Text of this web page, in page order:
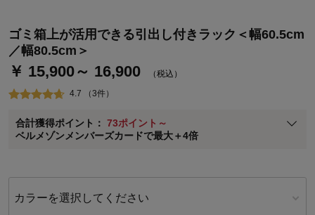
ゴミ箱上が活用できる引出し付きラック＜幅60.5cm
／幅80.5cm＞
￥ 15,900～ 16,900 （税込）
4.7 （3件）
合計獲得ポイント： 73ポイント～
ベルメゾンメンバーズカードで最大＋4倍
ベルメゾン・ポイントについて
通常商品送料無料 返品引取無料（JCBのみ）
即時入会なら更に500円OFFクーポンプレゼント
※メンバーズカードの加算ポイントはステージ倍率適用前の基本ポイント
に対して適用されます。
カラーを選択してください